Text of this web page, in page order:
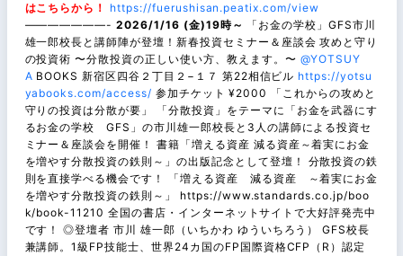
はこちらから！
https://fuerushisan.peatix.com/view
———————-2026/1/16 (金)19時～
「お金の学校」GFS市川
雄一郎校長と講師陣が登壇！新春投資セミナー＆座談会 攻めと守り
の投資術 〜分散投資の正しい使い方、教えます。〜 @YOTSUY
A BOOKS 新宿区四谷２丁目２−１７ 第22相信ビル https://yotsu
yabooks.com/access/ 参加チケット ¥2000 「これからの攻めと
守りの投資は分散が要」 「分散投資」をテーマに「お金を武器にす
るお金の学校 GFS」の市川雄一郎校長と3人の講師による投資セ
ミナー＆座談会を開催！ 書籍「増える資産 減る資産～着実にお金
を増やす分散投資の鉄則～」の出版記念として登壇！ 分散投資の鉄
則を直接学べる機会です！ 「増える資産 減る資産 ～着実にお金
を増やす分散投資の鉄則～」 https://www.standards.co.jp/boo
k/book-11210 全国の書店・インターネットサイトで大好評発売中
です！ ◎登壇者 市川 雄一郎（いちかわ ゆういちろう） GFS校長
兼講師。1級FP技能士、世界24カ国のFP国際資格CFP（R）認定